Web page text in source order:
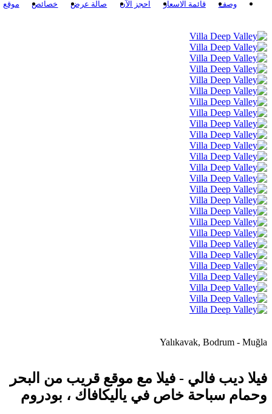
وصف قائمة الاسعار احجز الآن صالة عرض خصائص موقع
Yalıkavak, Bodrum - Muğla
فيلا ديب فالي - فيلا مع موقع قريب من البحر
وحمام سباحة خاص في ياليكافاك ، بودروم